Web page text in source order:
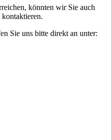
könnten wir Sie auch
kontaktieren.
Sie uns bitte direkt an unter: